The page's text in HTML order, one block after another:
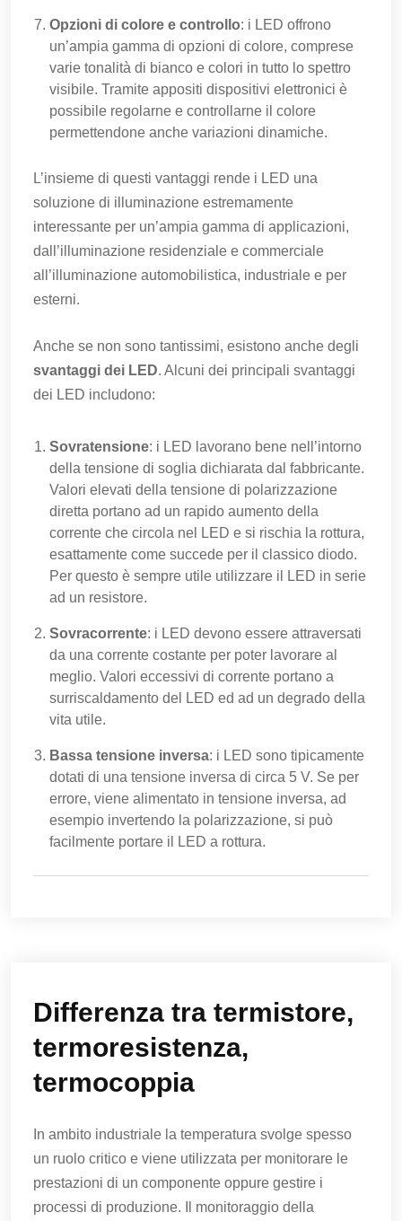
Opzioni di colore e controllo: i LED offrono
un’ampia gamma di opzioni di colore, comprese
varie tonalità di bianco e colori in tutto lo spettro
visibile. Tramite appositi dispositivi elettronici è
possibile regolarne e controllarne il colore
permettendone anche variazioni dinamiche.
L’insieme di questi vantaggi rende i LED una
soluzione di illuminazione estremamente
interessante per un’ampia gamma di applicazioni,
dall’illuminazione residenziale e commerciale
all’illuminazione automobilistica, industriale e per
esterni.
Anche se non sono tantissimi, esistono anche degli
svantaggi dei LED. Alcuni dei principali svantaggi
dei LED includono:
Sovratensione: i LED lavorano bene nell’intorno
della tensione di soglia dichiarata dal fabbricante.
Valori elevati della tensione di polarizzazione
diretta portano ad un rapido aumento della
corrente che circola nel LED e si rischia la rottura,
esattamente come succede per il classico diodo.
Per questo è sempre utile utilizzare il LED in serie
ad un resistore.
Sovracorrente: i LED devono essere attraversati
da una corrente costante per poter lavorare al
meglio. Valori eccessivi di corrente portano a
surriscaldamento del LED ed ad un degrado della
vita utile.
Bassa tensione inversa: i LED sono tipicamente
dotati di una tensione inversa di circa 5 V. Se per
errore, viene alimentato in tensione inversa, ad
esempio invertendo la polarizzazione, si può
facilmente portare il LED a rottura.
Differenza tra termistore,
termoresistenza,
termocoppia
In ambito industriale la temperatura svolge spesso
un ruolo critico e viene utilizzata per monitorare le
prestazioni di un componente oppure gestire i
processi di produzione. Il monitoraggio della